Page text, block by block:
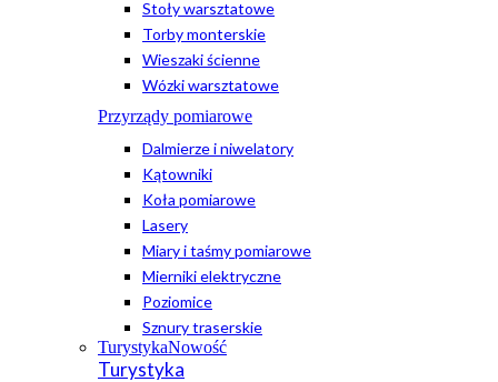
Stoły warsztatowe
Torby monterskie
Wieszaki ścienne
Wózki warsztatowe
Przyrządy pomiarowe
Dalmierze i niwelatory
Kątowniki
Koła pomiarowe
Lasery
Miary i taśmy pomiarowe
Mierniki elektryczne
Poziomice
Sznury traserskie
TurystykaNowość
Turystyka